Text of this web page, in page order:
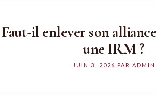
Faut-il enlever son
une IRM ?
JUIN 3, 2026 PAR ADMIN